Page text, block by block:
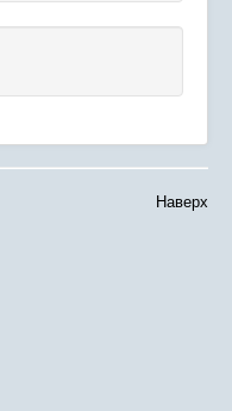
Наверх